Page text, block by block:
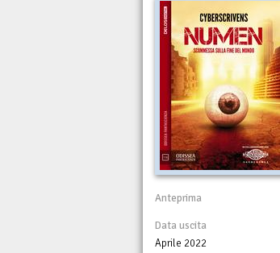
Anteprima
Data uscita
Aprile 2022